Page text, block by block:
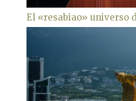
El «resabiao» universo